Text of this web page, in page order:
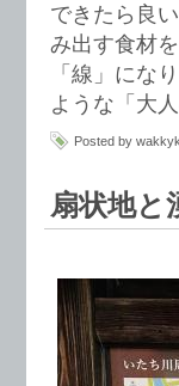
できたら良
み出す食材
「線」にな
ような「大
Posted by
扇状地と